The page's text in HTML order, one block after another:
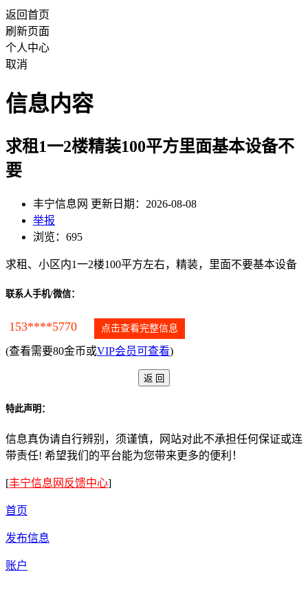
返回首页
刷新页面
个人中心
取消
信息内容
求租1一2楼精装100平方里面基本设备不
要
丰宁信息网 更新日期：2026-08-08
举报
浏览：695
求租、小区内1一2楼100平方左右，精装，里面不要基本设备
联系人手机/微信：
153****5770 点击查看完整信息
(查看需要80金币或VIP会员可查看)
特此声明：
信息真伪请自行辨别，须谨慎，网站对此不承担任何保证或连
带责任! 希望我们的平台能为您带来更多的便利！
[丰宁信息网反馈中心]
首页
发布信息
账户